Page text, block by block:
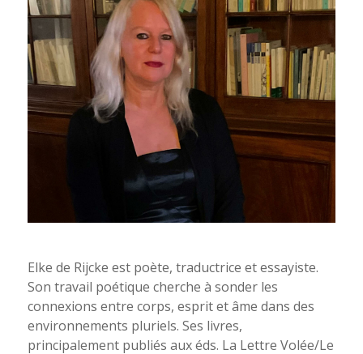
Léo Righini-Fleur (D.R.)
Elke de Rijcke est poète, traductrice et essayiste.
Son travail poétique cherche à sonder les
connexions entre corps, esprit et âme dans des
environnements pluriels. Ses livres,
principalement publiés aux éds. La Lettre Volée/Le